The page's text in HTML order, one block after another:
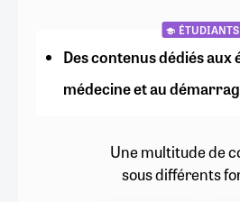
ÉTUDIANTS
Des contenus dédiés aux
médecine et au
Une multitude de
sous différents